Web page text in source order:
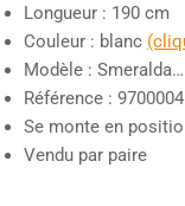
Longueur : 190 cm
Couleur : blanc
Modèle : Smeralda…
Référence : 9700004
Se monte en
Vendu par paire